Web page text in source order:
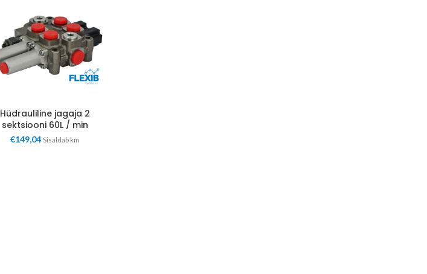
Hüdrauliline jagaja 2
sektsiooni 60L / min
€149,04 Sisaldab km